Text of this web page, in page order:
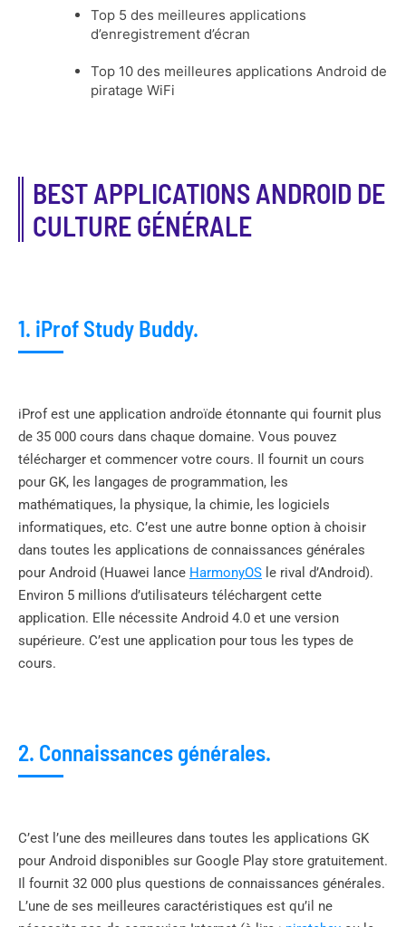
Top 5 des meilleures applications
d’enregistrement d’écran
Top 10 des meilleures applications Android de
piratage WiFi
BEST APPLICATIONS ANDROID DE
CULTURE GÉNÉRALE
1. iProf Study Buddy.
iProf est une application androïde étonnante qui fournit plus
de 35 000 cours dans chaque domaine. Vous pouvez
télécharger et commencer votre cours. Il fournit un cours
pour GK, les langages de programmation, les
mathématiques, la physique, la chimie, les logiciels
informatiques, etc. C’est une autre bonne option à choisir
dans toutes les applications de connaissances générales
pour Android (Huawei lance HarmonyOS le rival d’Android).
Environ 5 millions d’utilisateurs téléchargent cette
application. Elle nécessite Android 4.0 et une version
supérieure. C’est une application pour tous les types de
cours.
2. Connaissances générales.
C’est l’une des meilleures dans toutes les applications GK
pour Android disponibles sur Google Play store gratuitement.
Il fournit 32 000 plus questions de connaissances générales.
L’une de ses meilleures caractéristiques est qu’il ne